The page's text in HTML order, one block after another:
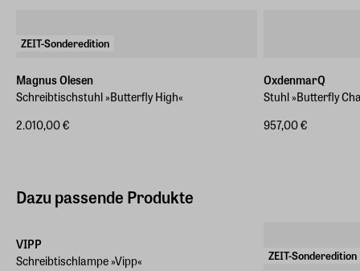
ZEIT-Sonderedition
Magnus Olesen
Schreibtischstuhl »Butterfly High«
2.010,00 €
OxdenmarQ
Stuhl »Butterfly
957,00 €
Dazu passende Produkte
VIPP
Schreibtischlampe »Vipp«
ZEIT-Sonderedition